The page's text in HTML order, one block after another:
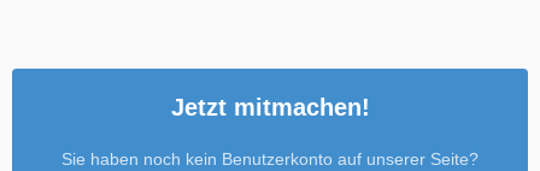
Jetzt mitmachen!
Sie haben noch kein Benutzerkonto auf unserer Seite?